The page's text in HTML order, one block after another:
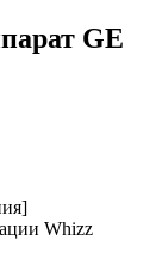
GE
Whizz